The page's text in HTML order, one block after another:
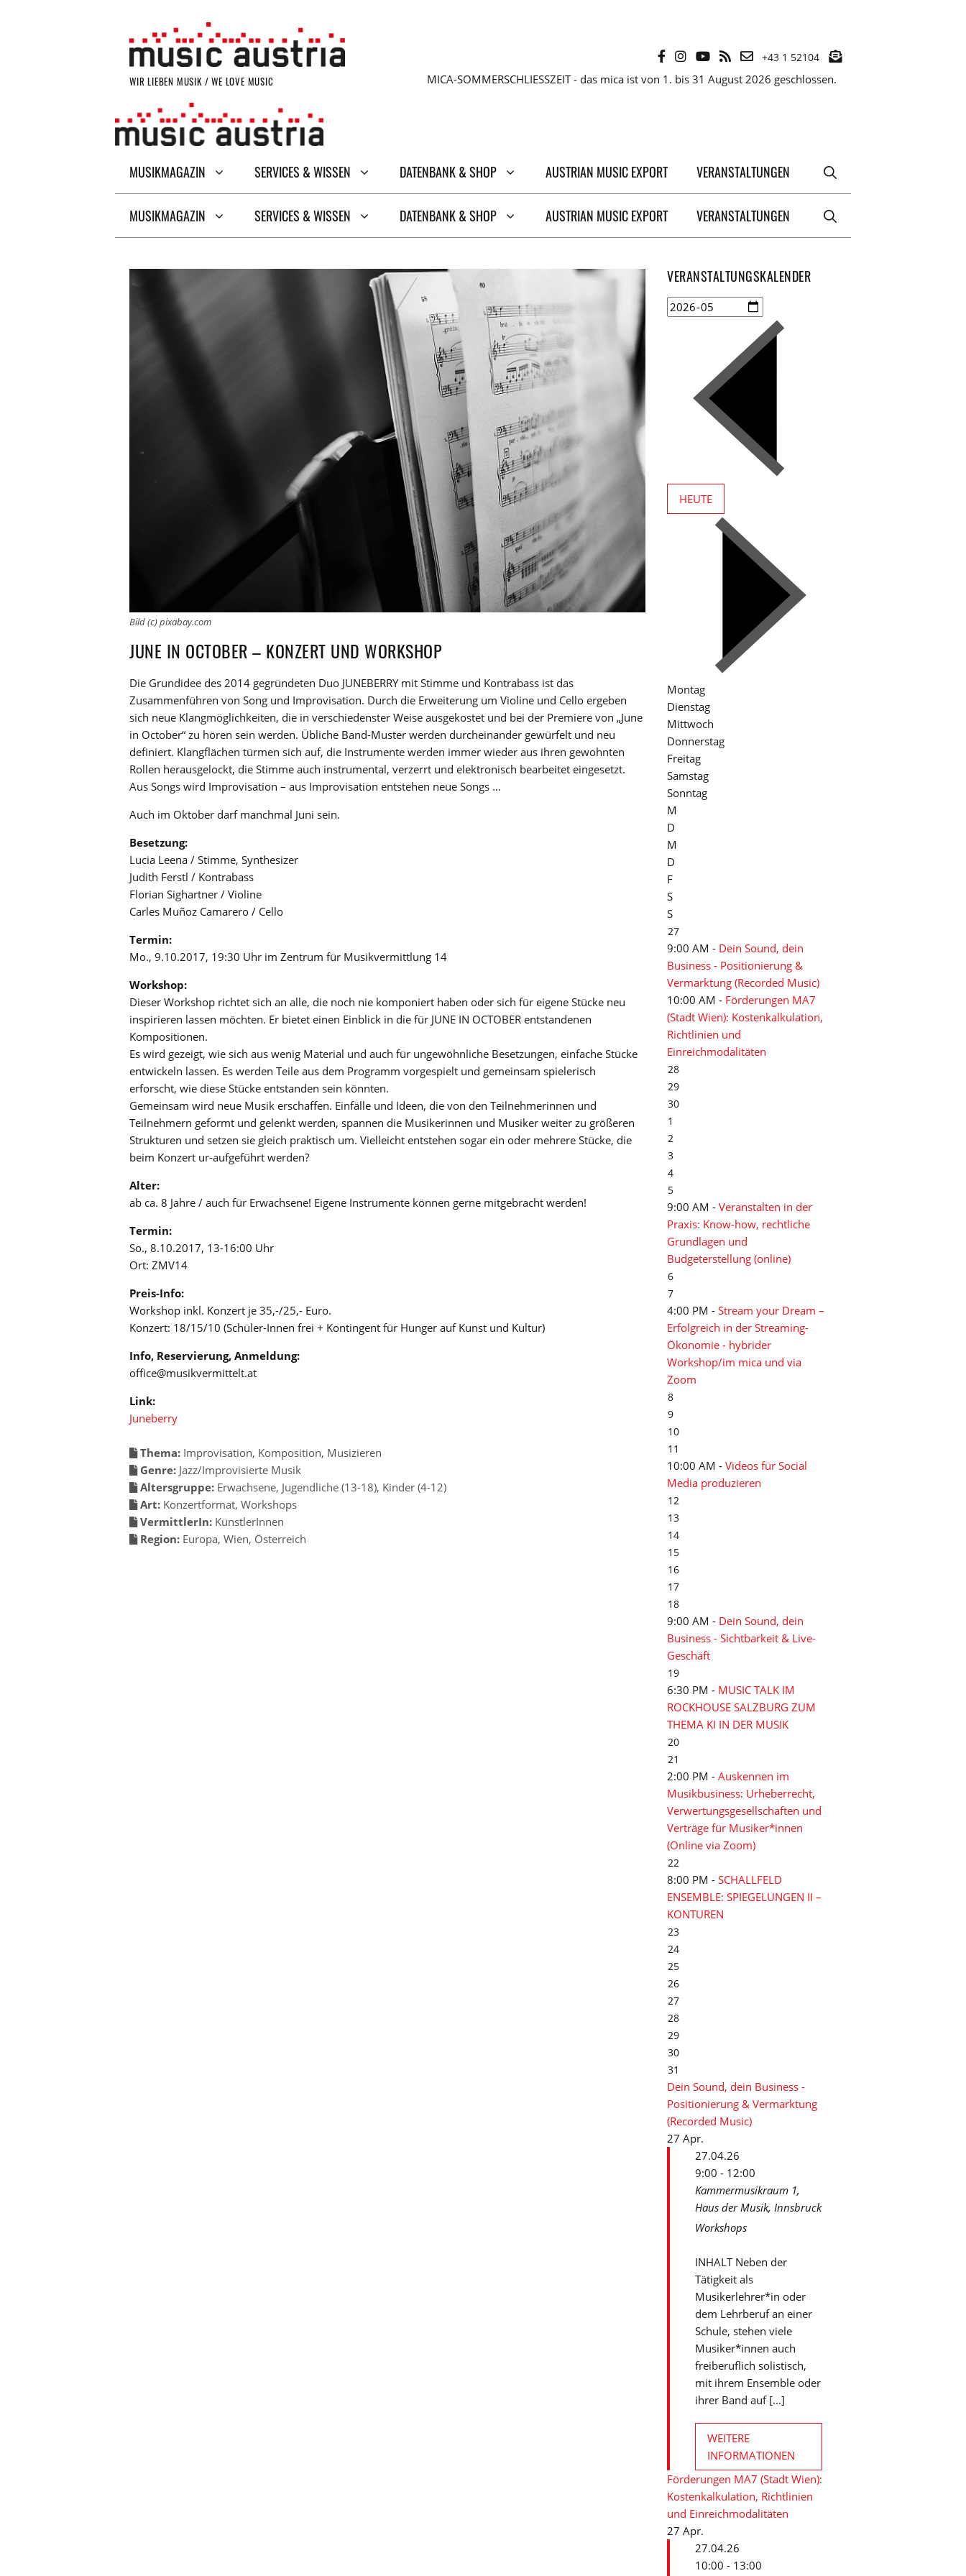
+43 1 52104
WIR LIEBEN MUSIK / WE LOVE MUSIC MICA-SOMMERSCHLIESSZEIT - das mica ist von 1. bis 31 August 2026 geschlossen.
MUSIKMAGAZIN SERVICES & WISSEN DATENBANK & SHOP AUSTRIAN MUSIC EXPORT VERANSTALTUNGEN
MUSIKMAGAZIN SERVICES & WISSEN DATENBANK & SHOP AUSTRIAN MUSIC EXPORT VERANSTALTUNGEN
Bild (c) pixabay.com
JUNE IN OCTOBER – KONZERT UND WORKSHOP
Die Grundidee des 2014 gegründeten Duo JUNEBERRY mit Stimme und Kontrabass ist das
Zusammenführen von Song und Improvisation. Durch die Erweiterung um Violine und Cello ergeben
sich neue Klangmöglichkeiten, die in verschiedenster Weise ausgekostet und bei der Premiere von „June
in October“ zu hören sein werden. Übliche Band-Muster werden durcheinander gewürfelt und neu
definiert. Klangflächen türmen sich auf, die Instrumente werden immer wieder aus ihren gewohnten
Rollen herausgelockt, die Stimme auch instrumental, verzerrt und elektronisch bearbeitet eingesetzt.
Aus Songs wird Improvisation – aus Improvisation entstehen neue Songs …
Auch im Oktober darf manchmal Juni sein.
Besetzung:
Lucia Leena / Stimme, Synthesizer
Judith Ferstl / Kontrabass
Florian Sighartner / Violine
Carles Muñoz Camarero / Cello
Termin:
Mo., 9.10.2017, 19:30 Uhr im Zentrum für Musikvermittlung 14
Workshop:
Dieser Workshop richtet sich an alle, die noch nie komponiert haben oder sich für eigene Stücke neu
inspirieren lassen möchten. Er bietet einen Einblick in die für JUNE IN OCTOBER entstandenen
Kompositionen.
Es wird gezeigt, wie sich aus wenig Material und auch für ungewöhnliche Besetzungen, einfache Stücke
entwickeln lassen. Es werden Teile aus dem Programm vorgespielt und gemeinsam spielerisch
erforscht, wie diese Stücke entstanden sein könnten.
Gemeinsam wird neue Musik erschaffen. Einfälle und Ideen, die von den Teilnehmerinnen und
Teilnehmern geformt und gelenkt werden, spannen die Musikerinnen und Musiker weiter zu größeren
Strukturen und setzen sie gleich praktisch um. Vielleicht entstehen sogar ein oder mehrere Stücke, die
beim Konzert ur-aufgeführt werden?
Alter:
ab ca. 8 Jahre / auch für Erwachsene! Eigene Instrumente können gerne mitgebracht werden!
Termin:
So., 8.10.2017, 13-16:00 Uhr
Ort: ZMV14
Preis-Info:
Workshop inkl. Konzert je 35,-/25,- Euro.
Konzert: 18/15/10 (Schüler-Innen frei + Kontingent für Hunger auf Kunst und Kultur)
Info, Reservierung, Anmeldung:
office@musikvermittelt.at
Link:
Juneberry
Thema: Improvisation, Komposition, Musizieren
Genre: Jazz/Improvisierte Musik
Altersgruppe: Erwachsene, Jugendliche (13-18), Kinder (4-12)
Art: Konzertformat, Workshops
VermittlerIn: KünstlerInnen
Region: Europa, Wien, Österreich
VERANSTALTUNGSKALENDER
HEUTE
Montag
Dienstag
Mittwoch
Donnerstag
Freitag
Samstag
Sonntag
M
D
M
D
F
S
S
27
9:00 AM - Dein Sound, dein
Business - Positionierung &
Vermarktung (Recorded Music)
10:00 AM - Förderungen MA7
(Stadt Wien): Kostenkalkulation,
Richtlinien und
Einreichmodalitäten
28
29
30
1
2
3
4
5
9:00 AM - Veranstalten in der
Praxis: Know-how, rechtliche
Grundlagen und
Budgeterstellung (online)
6
7
4:00 PM - Stream your Dream –
Erfolgreich in der Streaming-
Ökonomie - hybrider
Workshop/im mica und via
Zoom
8
9
10
11
10:00 AM - Videos für Social
Media produzieren
12
13
14
15
16
17
18
9:00 AM - Dein Sound, dein
Business - Sichtbarkeit & Live-
Geschäft
19
6:30 PM - MUSIC TALK IM
ROCKHOUSE SALZBURG ZUM
THEMA KI IN DER MUSIK
20
21
2:00 PM - Auskennen im
Musikbusiness: Urheberrecht,
Verwertungsgesellschaften und
Verträge für Musiker*innen
(Online via Zoom)
22
8:00 PM - SCHALLFELD
ENSEMBLE: SPIEGELUNGEN II –
KONTUREN
23
24
25
26
27
28
29
30
31
Dein Sound, dein Business -
Positionierung & Vermarktung
(Recorded Music)
27 Apr.
27.04.26
9:00 - 12:00
Kammermusikraum 1,
Haus der Musik, Innsbruck
Workshops
INHALT Neben der
Tätigkeit als
Musikerlehrer*in oder
dem Lehrberuf an einer
Schule, stehen viele
Musiker*innen auch
freiberuflich solistisch,
mit ihrem Ensemble oder
ihrer Band auf [...]
WEITERE
INFORMATIONEN
Förderungen MA7 (Stadt Wien):
Kostenkalkulation, Richtlinien
und Einreichmodalitäten
27 Apr.
27.04.26
10:00 - 13:00